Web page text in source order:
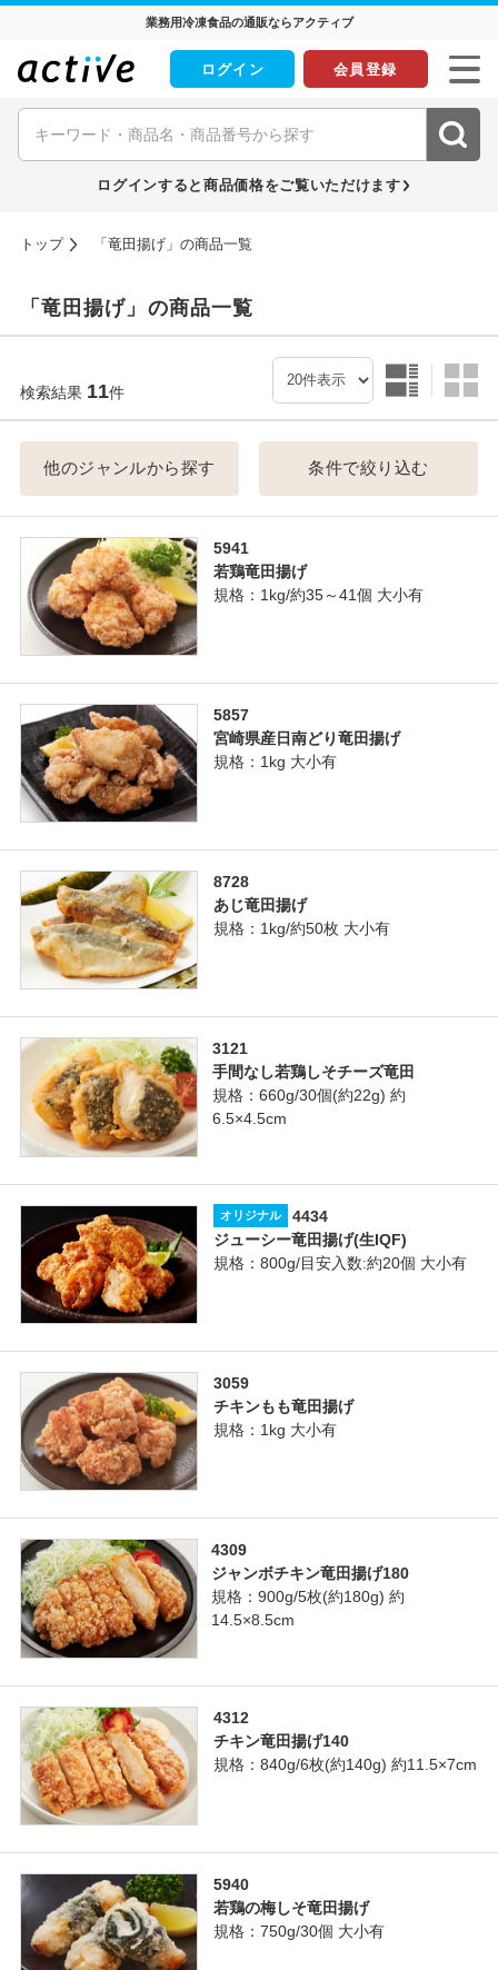
業務用冷凍食品の通販ならアクティブ
ログイン 会員登録
ログインすると商品価格をご覧いただけます
トップ 「竜田揚げ」の商品一覧
「竜田揚げ」の商品一覧
検索結果 11件
他のジャンルから探す 条件で絞り込む
5941
若鶏竜田揚げ
規格：1kg/約35～41個 大小有
5857
宮崎県産日南どり竜田揚げ
規格：1kg 大小有
8728
あじ竜田揚げ
規格：1kg/約50枚 大小有
3121
手間なし若鶏しそチーズ竜田
規格：660g/30個(約22g) 約
6.5×4.5cm
オリジナル
4434
ジューシー竜田揚げ(生IQF)
規格：800g/目安入数:約20個 大小有
3059
チキンもも竜田揚げ
規格：1kg 大小有
4309
ジャンボチキン竜田揚げ180
規格：900g/5枚(約180g) 約
14.5×8.5cm
4312
チキン竜田揚げ140
規格：840g/6枚(約140g) 約11.5×7cm
5940
若鶏の梅しそ竜田揚げ
規格：750g/30個 大小有